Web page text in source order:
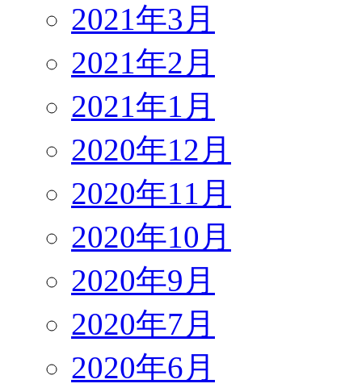
2021年3月
2021年2月
2021年1月
2020年12月
2020年11月
2020年10月
2020年9月
2020年7月
2020年6月